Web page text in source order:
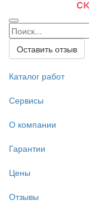
Оставить отзыв
Каталог работ
Сервисы
О компании
Гарантии
Цены
Отзывы